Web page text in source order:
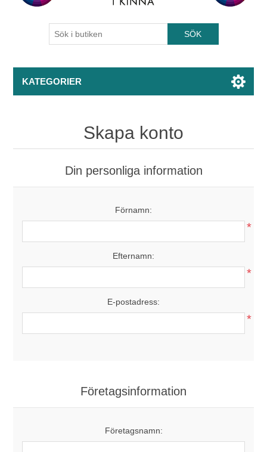
KATEGORIER
Skapa konto
Din personliga information
Förnamn:
*
Efternamn:
*
E-postadress:
*
Företagsinformation
Företagsnamn: